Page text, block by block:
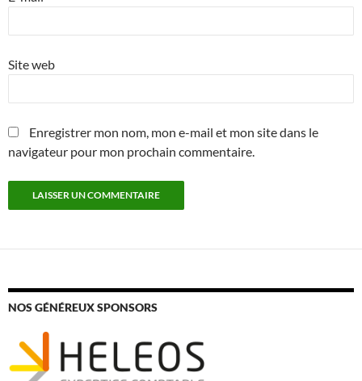
Site web
Enregistrer mon nom, mon e-mail et mon site dans le
navigateur pour mon prochain commentaire.
NOS GÉNÉREUX SPONSORS